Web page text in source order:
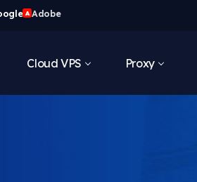
A Adobe
Cloud VPS Proxy